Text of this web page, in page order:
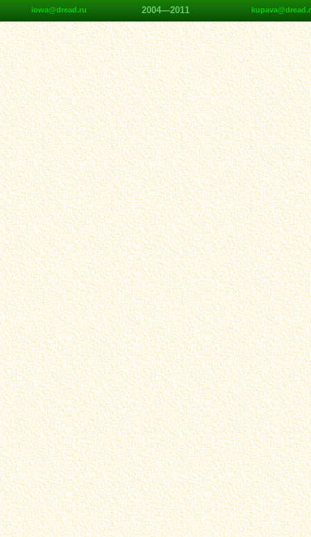
iowa@dread.ru 2004—2011